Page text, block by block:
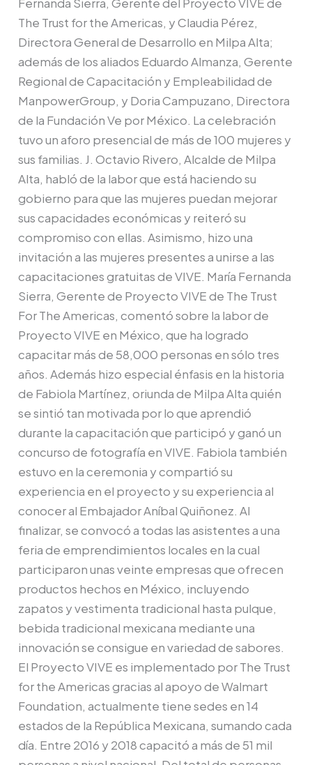
The Trust for the Americas, y Claudia Pérez,
Directora General de Desarrollo en Milpa Alta;
además de los aliados Eduardo Almanza, Gerente
Regional de Capacitación y Empleabilidad de
ManpowerGroup, y Doria Campuzano, Directora
de la Fundación Ve por México. La celebración
tuvo un aforo presencial de más de 100 mujeres y
sus familias. J. Octavio Rivero, Alcalde de Milpa
Alta, habló de la labor que está haciendo su
gobierno para que las mujeres puedan mejorar
sus capacidades económicas y reiteró su
compromiso con ellas. Asimismo, hizo una
invitación a las mujeres presentes a unirse a las
capacitaciones gratuitas de VIVE. María Fernanda
Sierra, Gerente de Proyecto VIVE de The Trust
For The Americas, comentó sobre la labor de
Proyecto VIVE en México, que ha logrado
capacitar más de 58,000 personas en sólo tres
años. Además hizo especial énfasis en la historia
de Fabiola Martínez, oriunda de Milpa Alta quién
se sintió tan motivada por lo que aprendió
durante la capacitación que participó y ganó un
concurso de fotografía en VIVE. Fabiola también
estuvo en la ceremonia y compartió su
experiencia en el proyecto y su experiencia al
conocer al Embajador Aníbal Quiñonez. Al
finalizar, se convocó a todas las asistentes a una
feria de emprendimientos locales en la cual
participaron unas veinte empresas que ofrecen
productos hechos en México, incluyendo
zapatos y vestimenta tradicional hasta pulque,
bebida tradicional mexicana mediante una
innovación se consigue en variedad de sabores.
El Proyecto VIVE es implementado por The Trust
for the Americas gracias al apoyo de Walmart
Foundation, actualmente tiene sedes en 14
estados de la República Mexicana, sumando cada
día. Entre 2016 y 2018 capacitó a más de 51 mil